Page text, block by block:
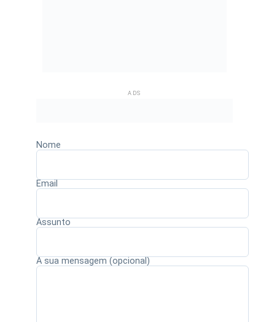
ADS
Nome
Email
Assunto
A sua mensagem (opcional)